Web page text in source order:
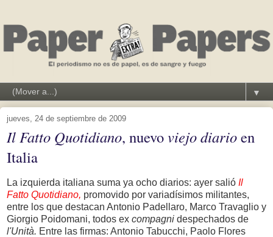
▼
jueves, 24 de septiembre de 2009
Il Fatto Quotidiano, nuevoviejo diarioen
Italia
La izquierda italiana suma ya ocho diarios: ayer salió Il
Fatto Quotidiano, promovido por variadísimos militantes,
entre los que destacan Antonio Padellaro, Marco Travaglio y
Giorgio Poidomani, todos ex compagni despechados de
l'Unità. Entre las firmas: Antonio Tabucchi, Paolo Flores